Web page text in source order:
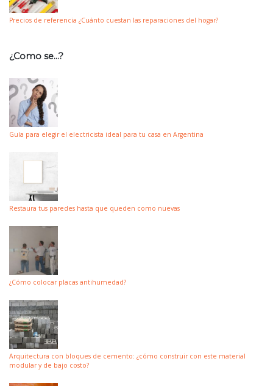
Precios de referencia ¿Cuánto cuestan las reparaciones del hogar?
¿Como se…?
Guía para elegir el electricista ideal para tu casa en Argentina
Restaura tus paredes hasta que queden como nuevas
¿Cómo colocar placas antihumedad?
Arquitectura con bloques de cemento: ¿cómo construir con este material
modular y de bajo costo?